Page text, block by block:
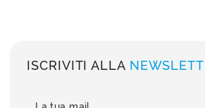
ISCRIVITI ALLA